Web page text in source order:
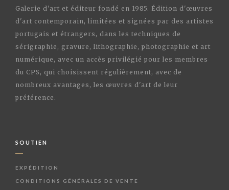
Galerie d'art et éditeur fondé en 1985. Édition d'œuvres
d'art contemporain, limitées et signées par des artistes
portugais et étrangers, dans les techniques de
sérigraphie, gravure, lithographie, photographie et art
numérique, avec un accès privilégié pour les membres
du CPS, qui choisissent régulièrement, avec de
nombreux avantages, les œuvres d'art de leur
préférence.
SOUTIEN
EXPÉDITION
CONDITIONS GÉNÉRALES DE VENTE